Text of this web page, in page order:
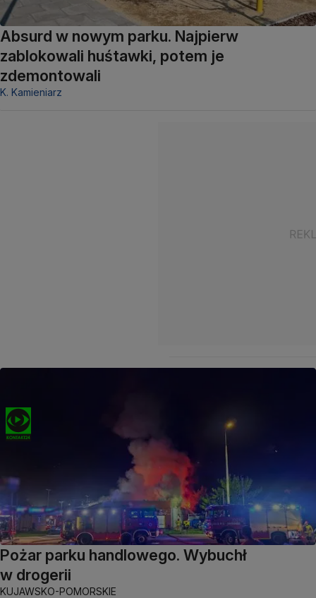
Absurd w nowym parku. Najpierw
zablokowali huśtawki, potem je
zdemontowali
K. Kamieniarz
Pożar parku handlowego. Wybuchł
w drogerii
KUJAWSKO-POMORSKIE